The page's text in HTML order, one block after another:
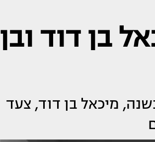
בן דוד ובן
מיכאל בן דוד, צעד